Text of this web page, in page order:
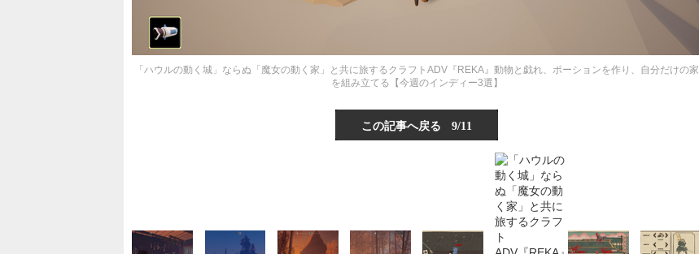
「ハウルの動く城」ならぬ「魔女の動く家」と共に旅するクラフトADV『REKA』動物と戯れ、ポーションを作り、自分だけの家
を組み立てる【今週のインディー3選】
この記事へ戻る 9/11